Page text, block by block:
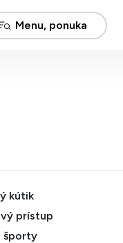
kútik
prístup
športy